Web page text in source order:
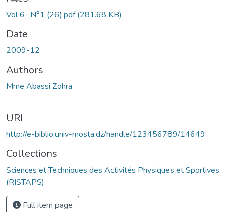
Vol 6- N°1 (26).pdf(281.68 KB)
Date
2009-12
Authors
Mme Abassi Zohra
URI
http://e-biblio.univ-mosta.dz/handle/123456789/14649
Collections
Sciences et Techniques des Activités Physiques et Sportives
(RISTAPS)
Full item page